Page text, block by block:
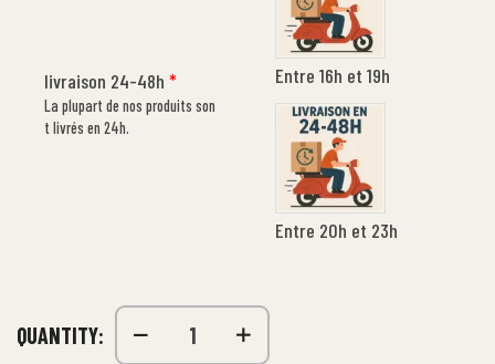
livraison 24-48h*
La plupart de nos produits son
t livrés en 24h.
Entre 16h et 19h
Entre 20h et 23h
QUANTITY: